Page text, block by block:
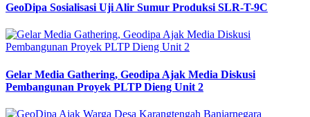
GeoDipa Sosialisasi Uji Alir Sumur Produksi SLR-T-9C
Gelar Media Gathering, Geodipa Ajak Media Diskusi
Pembangunan Proyek PLTP Dieng Unit 2